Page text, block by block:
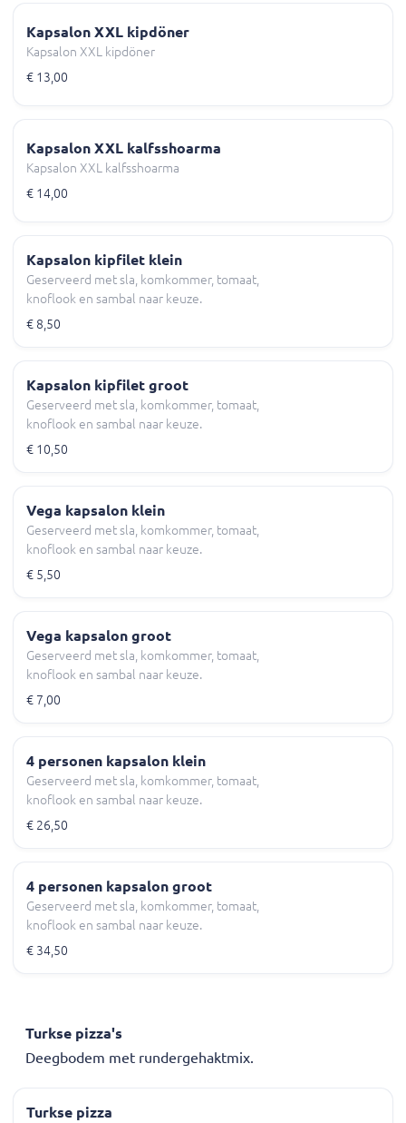
Kapsalon XXL kipdöner
Kapsalon XXL kipdöner
€ 13,00
Kapsalon XXL kalfsshoarma
Kapsalon XXL kalfsshoarma
€ 14,00
Kapsalon kipfilet klein
Geserveerd met sla, komkommer, tomaat,
knoflook en sambal naar keuze.
€ 8,50
Kapsalon kipfilet groot
Geserveerd met sla, komkommer, tomaat,
knoflook en sambal naar keuze.
€ 10,50
Vega kapsalon klein
Geserveerd met sla, komkommer, tomaat,
knoflook en sambal naar keuze.
€ 5,50
Vega kapsalon groot
Geserveerd met sla, komkommer, tomaat,
knoflook en sambal naar keuze.
€ 7,00
4 personen kapsalon klein
Geserveerd met sla, komkommer, tomaat,
knoflook en sambal naar keuze.
€ 26,50
4 personen kapsalon groot
Geserveerd met sla, komkommer, tomaat,
knoflook en sambal naar keuze.
€ 34,50
Turkse pizza's
Deegbodem met rundergehaktmix.
Turkse pizza